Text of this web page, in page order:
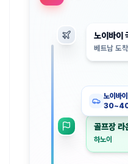
노이바이
베트남 도
노이바
30~40
골프장 라
하노이